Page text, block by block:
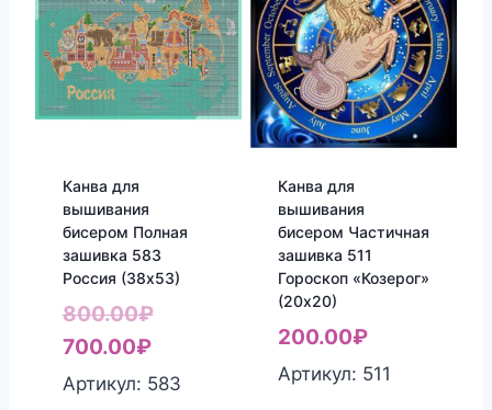
Канва для
вышивания
бисером Полная
зашивка 583
Россия (38х53)
800.00₽Первоначальная
составляла
700.00₽Текущая
цена:
Артикул: 583
Канва для
вышивания
бисером Частичная
зашивка 511
Гороскоп «Козерог»
(20х20)
200.00₽
Артикул: 511